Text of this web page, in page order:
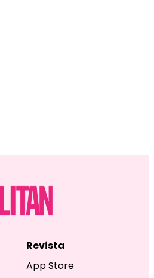
Revista
App Store